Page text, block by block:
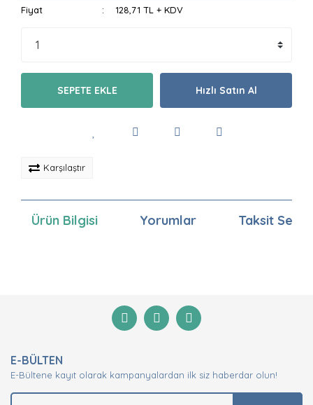
Fiyat 128,71 TL + KDV
SEPETE EKLE Hızlı Satın Al
Karşılaştır
Ürün Bilgisi Yorumlar Taksit
Yorum Yaz
Görüş ve önerileriniz için teşekkür ederiz.
Ürün açıklamasında eksik bilgiler bulunuyor.
Ürün bilgilerinde hatalar bulunuyor.
E-BÜLTEN
E-Bültene kayıt olarak kampanyalardan ilk siz haberdar olun!